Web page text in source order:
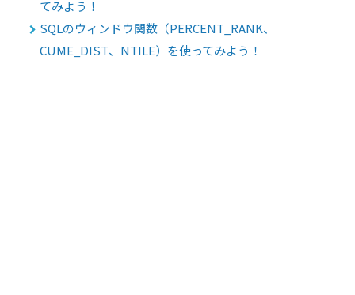
てみよう！
SQLのウィンドウ関数（PERCENT_RANK、
CUME_DIST、NTILE）を使ってみよう！